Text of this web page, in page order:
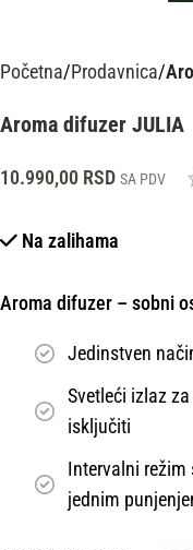
Početna Prodavnica
Aroma difuzer JULIA
10.990,00 RSD SA PDV
Na zalihama
Aroma difuzer – sobni
Jedinstven
Svetleći izlaz
isključiti
Intervalni režim
jednim